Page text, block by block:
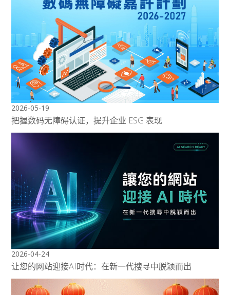
2026-05-19
把握数码无障碍认证，提升企业 ESG 表现
2026-04-24
让您的网站迎接AI时代：在新一代搜寻中脱颖而出